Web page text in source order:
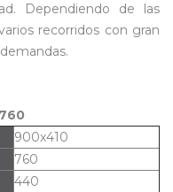
Dependiendo de las
recorridos con gran
900x410
760
440